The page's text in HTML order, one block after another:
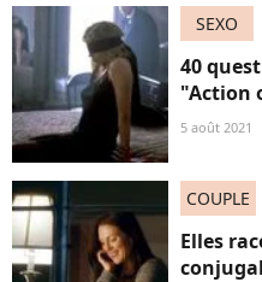
SEXO
40
"Action
5 août 2021
COUPLE
Elles